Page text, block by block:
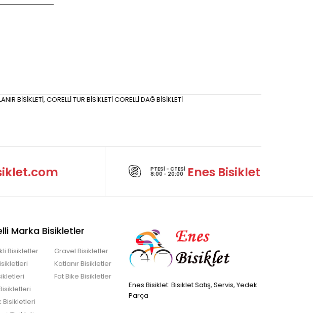
BİSİKLETİ, CORELLİ TUR BİSİKLETİ CORELLİ DAĞ BİSİKLETİ
PTESI - CTESI
8:00 - 20:00 Enes Bisiklet
Marka Bisikletler
Bisikletler
Bisikletleri
Gravel Bisikletler
Katlanır Bisikletler
Fat Bike Bisikletler
Enes Bisiklet: Bisiklet Satış, Servis, Yedek
Parça